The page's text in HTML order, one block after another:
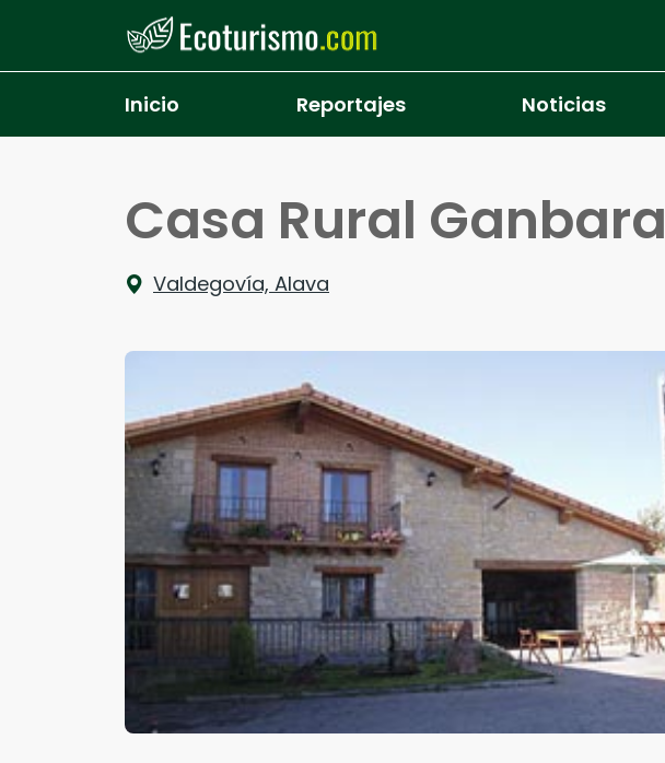
Pasar al contenido principal
Inicio Reportajes Noticias
Casa Rural Ganbara
Valdegovía, Alava